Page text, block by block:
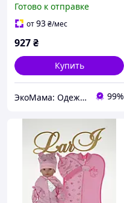
европеленка Mini Boss
размер 56 см Lari Серый
Готово к отправке
от93₴/мес
927₴
Купить
ЭкоМама: Одежда для беременных, белье для кормящих, сумка в роддом, одежда для новорожденных 99%